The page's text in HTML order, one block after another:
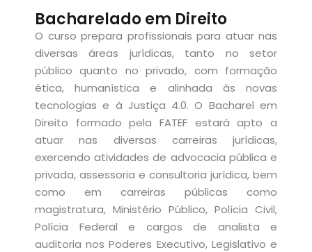
Informação
(EAD)
Produção
Bacharelado em Direito
O curso prepara profissionais para atuar nas
diversas áreas jurídicas, tanto no setor
público quanto no privado, com formação
ética, humanística e alinhada às novas
tecnologias e à Justiça 4.0. O Bacharel em
Direito formado pela FATEF estará apto a
atuar nas diversas carreiras jurídicas,
exercendo atividades de advocacia pública e
privada, assessoria e consultoria jurídica, bem
como em carreiras públicas como
magistratura, Ministério Público, Polícia Civil,
Polícia Federal e cargos de analista e
auditoria nos Poderes Executivo, Legislativo e
Sign up
Already have an account?Sign in